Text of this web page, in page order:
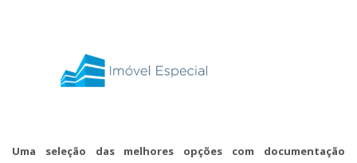
Uma seleção das melhores opções com documentação